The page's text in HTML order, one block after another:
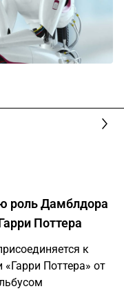
роль Дамблдора
Поттера
к
«Гарри Поттера» от